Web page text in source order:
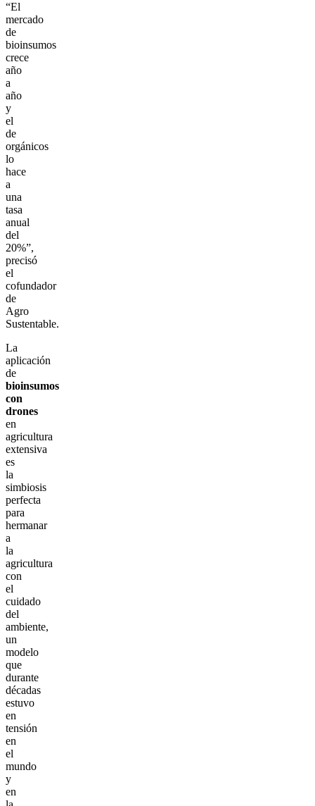
“El
mercado
de
bioinsumos
crece
año
a
año
y
el
de
orgánicos
lo
hace
a
una
tasa
anual
del
20%”,
precisó
el
cofundador
de
Agro
Sustentable.
La
aplicación
de
bioinsumos
con
drones
en
agricultura
extensiva
es
la
simbiosis
perfecta
para
hermanar
a
la
agricultura
con
el
cuidado
del
ambiente,
un
modelo
que
durante
décadas
estuvo
en
tensión
en
el
mundo
y
en